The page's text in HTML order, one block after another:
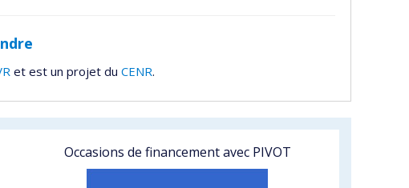
et est un projet du CENR.
Occasions de financement avec PIVOT